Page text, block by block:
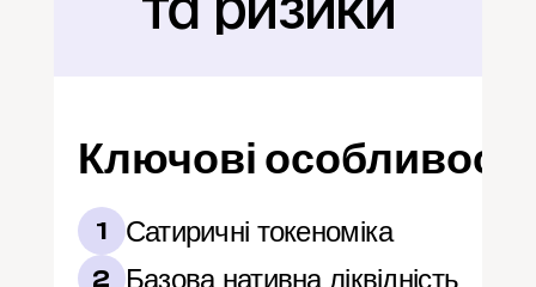
Ключові особливості
1 Сатиричні токеноміка
2 Базова нативна ліквідність